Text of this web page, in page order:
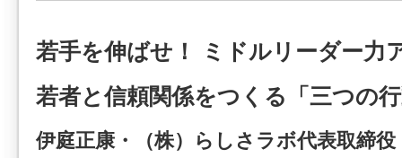
若手を伸ばせ！ ミドルリーダー力
若者と信頼関係をつくる「三つの
伊庭正康・（株）らしさラボ代表取締役